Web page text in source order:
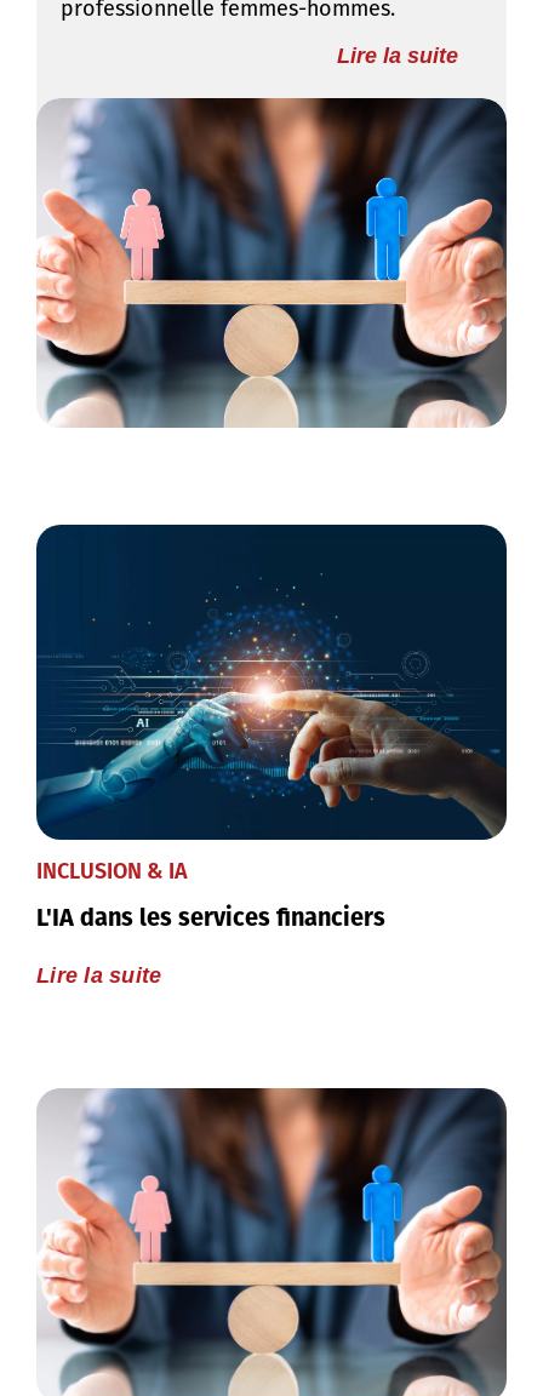
professionnelle femmes-hommes.
Lire la suite
INCLUSION & IA
L'IA dans les services financiers
Lire la suite